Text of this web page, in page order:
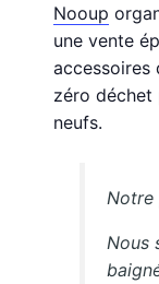
Nooup
une vente
accessoires
zéro déchet
neufs.
Notre
​Nous